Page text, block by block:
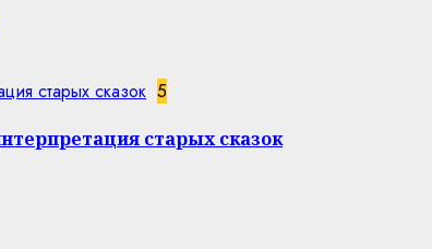
старых сказок 5
старых сказок